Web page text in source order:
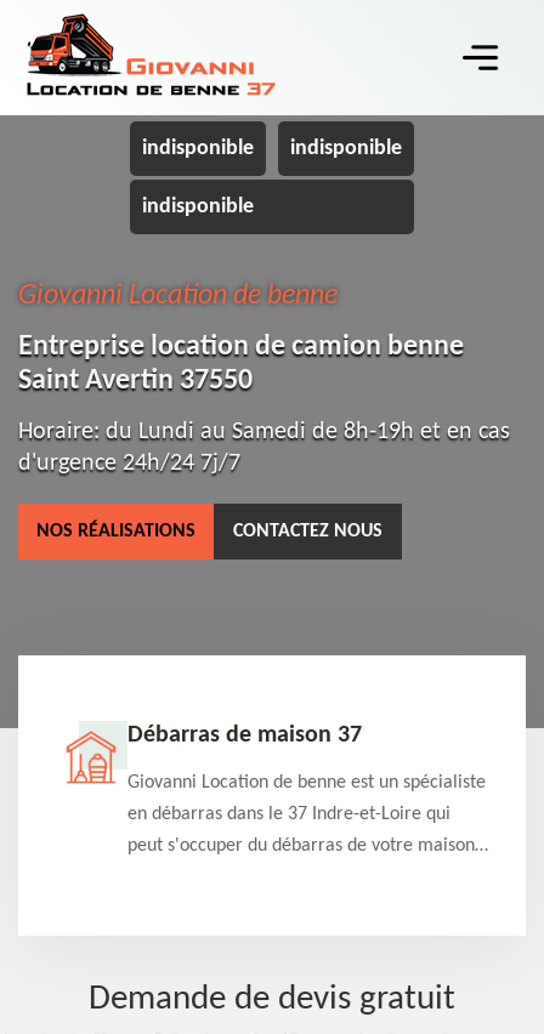
indisponible indisponible
indisponible
Giovanni Location de benne
Entreprise location de camion benne
Saint Avertin 37550
Horaire: du Lundi au Samedi de 8h-19h et en cas
d'urgence 24h/24 7j/7
NOS RÉALISATIONS CONTACTEZ NOUS
Débarras de maison 37
Giovanni Location de benne est un spécialiste
en débarras dans le 37 Indre-et-Loire qui
peut s'occuper du débarras de votre maison
Demande de devis gratuit